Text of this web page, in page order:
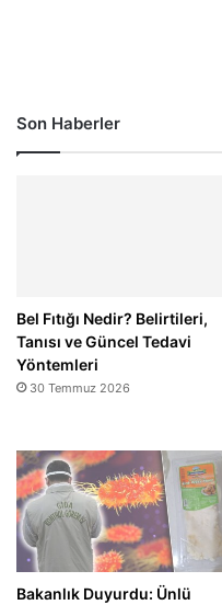
Son Haberler
Bel Fıtığı Nedir? Belirtileri,
Tanısı ve Güncel Tedavi
Yöntemleri
30 Temmuz 2026
Bakanlık Duyurdu: Ünlü